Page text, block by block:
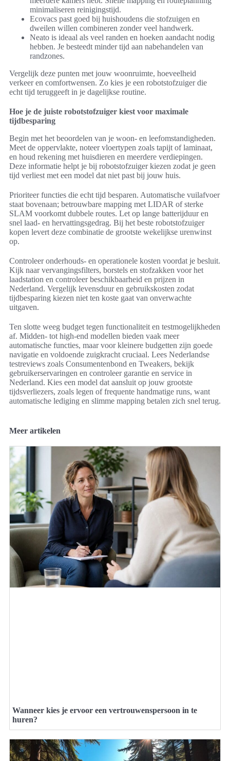
minimaliseren reinigingstijd.
Ecovacs past goed bij huishoudens die stofzuigen en
dweilen willen combineren zonder veel handwerk.
Neato is ideaal als veel randen en hoeken aandacht nodig
hebben. Je besteedt minder tijd aan nabehandelen van
randzones.
Vergelijk deze punten met jouw woonruimte, hoeveelheid
verkeer en comfortwensen. Zo kies je een robotstofzuiger die
echt tijd teruggeeft in je dagelijkse routine.
Hoe je de juiste robotstofzuiger kiest voor maximale
tijdbesparing
Begin met het beoordelen van je woon- en leefomstandigheden.
Meet de oppervlakte, noteer vloertypen zoals tapijt of laminaat,
en houd rekening met huisdieren en meerdere verdiepingen.
Deze informatie helpt je bij robotstofzuiger kiezen zodat je geen
tijd verliest met een model dat niet past bij jouw huis.
Prioriteer functies die echt tijd besparen. Automatische vuilafvoer
staat bovenaan; betrouwbare mapping met LIDAR of sterke
SLAM voorkomt dubbele routes. Let op lange batterijduur en
snel laad- en hervattingsgedrag. Bij het beste robotstofzuiger
kopen levert deze combinatie de grootste wekelijkse urenwinst
op.
Controleer onderhouds- en operationele kosten voordat je besluit.
Kijk naar vervangingsfilters, borstels en stofzakken voor het
laadstation en controleer beschikbaarheid en prijzen in
Nederland. Vergelijk levensduur en gebruikskosten zodat
tijdbesparing kiezen niet ten koste gaat van onverwachte
uitgaven.
Ten slotte weeg budget tegen functionaliteit en testmogelijkheden
af. Midden- tot high-end modellen bieden vaak meer
automatische functies, maar voor kleinere budgetten zijn goede
navigatie en voldoende zuigkracht cruciaal. Lees Nederlandse
testreviews zoals Consumentenbond en Tweakers, bekijk
gebruikerservaringen en controleer garantie en service in
Nederland. Kies een model dat aansluit op jouw grootste
tijdsverliezers, zoals legen of frequente handmatige runs, want
automatische lediging en slimme mapping betalen zich snel terug.
Meer artikelen
Wanneer kies je ervoor een vertrouwenspersoon in te
huren?